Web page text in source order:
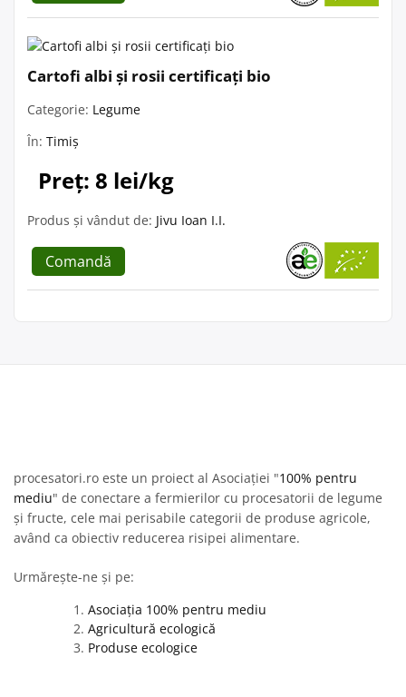
Cartofi albi și rosii certificați bio
Categorie: Legume
În: Timiș
Preț: 8 lei/kg
Produs și vândut de: Jivu Ioan I.I.
Comandă
procesatori.ro este un proiect al Asociației "100% pentru
mediu" de conectare a fermierilor cu procesatorii de legume
și fructe, cele mai perisabile categorii de produse agricole,
având ca obiectiv reducerea risipei alimentare.
Urmărește-ne și pe:
Asociația 100% pentru mediu
Agricultură ecologică
Produse ecologice